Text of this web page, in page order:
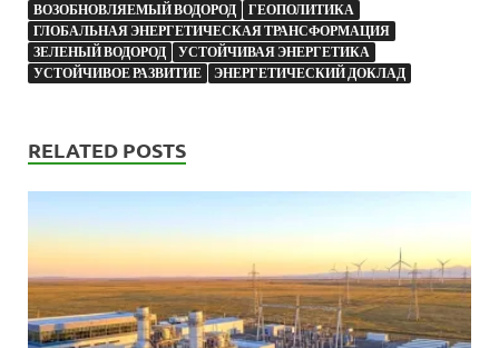
ВОЗОБНОВЛЯЕМЫЙ ВОДОРОД
ГЕОПОЛИТИКА
ГЛОБАЛЬНАЯ ЭНЕРГЕТИЧЕСКАЯ ТРАНСФОРМАЦИЯ
ЗЕЛЕНЫЙ ВОДОРОД
УСТОЙЧИВАЯ ЭНЕРГЕТИКА
УСТОЙЧИВОЕ РАЗВИТИЕ
ЭНЕРГЕТИЧЕСКИЙ ДОКЛАД
RELATED POSTS